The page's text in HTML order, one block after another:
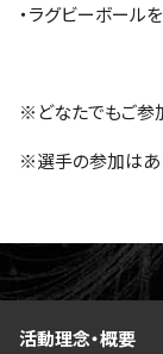
・ラグビーボール
※どなたでもご参
※選手の参加はあ
活動理念・概要